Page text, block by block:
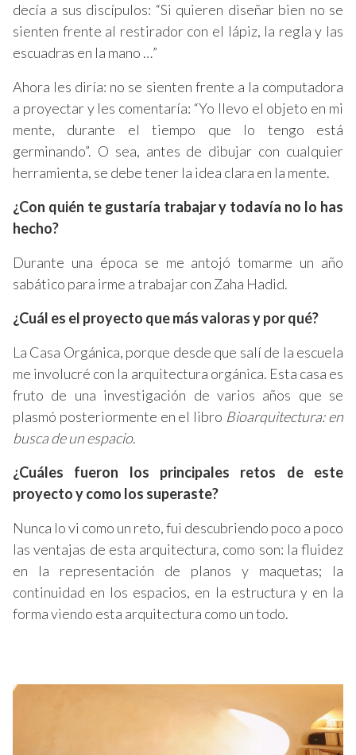
decía a sus discípulos: “Si quieren diseñar bien no se
sienten frente al restirador con el lápiz, la regla y las
escuadras en la mano …”
Ahora les diría: no se sienten frente a la computadora
a proyectar y les comentaría: “Yo llevo el objeto en mi
mente, durante el tiempo que lo tengo está
germinando”. O sea, antes de dibujar con cualquier
herramienta, se debe tener la idea clara en la mente.
¿Con quién te gustaría trabajar y todavía no lo has
hecho?
Durante una época se me antojó tomarme un año
sabático para irme a trabajar con Zaha Hadid.
¿Cuál es el proyecto que más valoras y por qué?
La Casa Orgánica, porque desde que salí de la escuela
me involucré con la arquitectura orgánica. Esta casa es
fruto de una investigación de varios años que se
plasmó posteriormente en el libro Bioarquitectura:en
busca de un espacio.
¿Cuáles fueron los principales retos de este
proyecto y como los superaste?
Nunca lo vi como un reto, fui descubriendo poco a poco
las ventajas de esta arquitectura, como son: la fluidez
en la representación de planos y maquetas; la
continuidad en los espacios, en la estructura y en la
forma viendo esta arquitectura como un todo.